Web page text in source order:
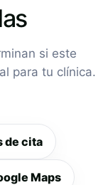
si este
para tu clínica.
de cita
Maps